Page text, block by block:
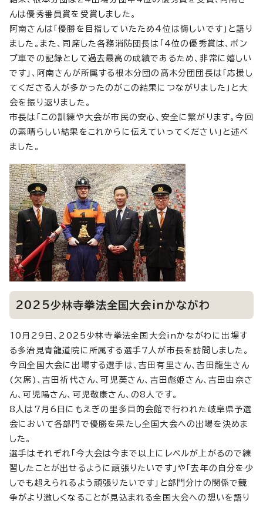
んは優秀番員賞を受賞しました。
阿南さんは「優勝を目指していたため4位は悔しいです」と語り
ました。また、同席した各務消防団長は「4位の優秀賞は、ポン
プ車での記録として過去最高の成績であるため、非常に嬉しい
です」、阿南さんが所属する根本分団の髙木分団団長は「応援し
てくださる人が多かったのがこの結果につながりました」と大
会を振り返りました。
市長は「この訓練や大会が市民の安心、安全に繋がります。今回
の素晴らしい結果をこれからに伝えていってください」と述べ
ました。
2025少林寺拳法全国大会inかながわ
10月29日、2025少林寺拳法全国大会inかながわに出場す
る多治見青龍道院に所属する選手7人が市長を訪問しました。
今回全国大会に出場する選手は、吉田有里さん、吉田龍生さん
(欠席)、吉田祈代さん、可児葵さん、吉田彪姫さん、吉田由奈さ
ん、可児陽さん、可児敬康さん、の8人です。
8人は7月6日にもえぎの里多目的会館で行われた岐阜県予選
会において各部門で優勝を果たし全国大会への出場を決めま
した。
選手はそれぞれ「今大会は今まで以上にレベルが上がるので練
習したことが出せるように頑張りたいです」や「去年の自分を少
しでも超えられるよう頑張りたいです」と部門分けの関係で競
争がより激しくなることが見込まれる全国大会への想いを語り